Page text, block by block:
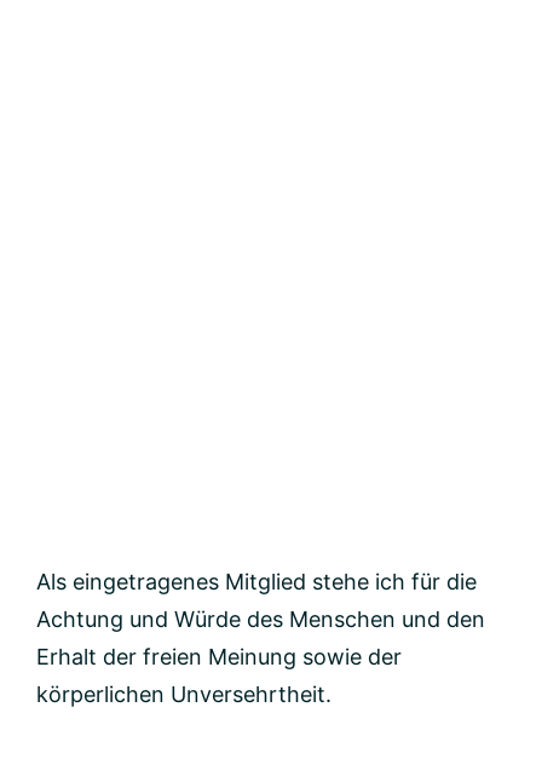
Als eingetragenes Mitglied stehe ich für die
Achtung und Würde des Menschen und den
Erhalt der freien Meinung sowie der
körperlichen Unversehrtheit.